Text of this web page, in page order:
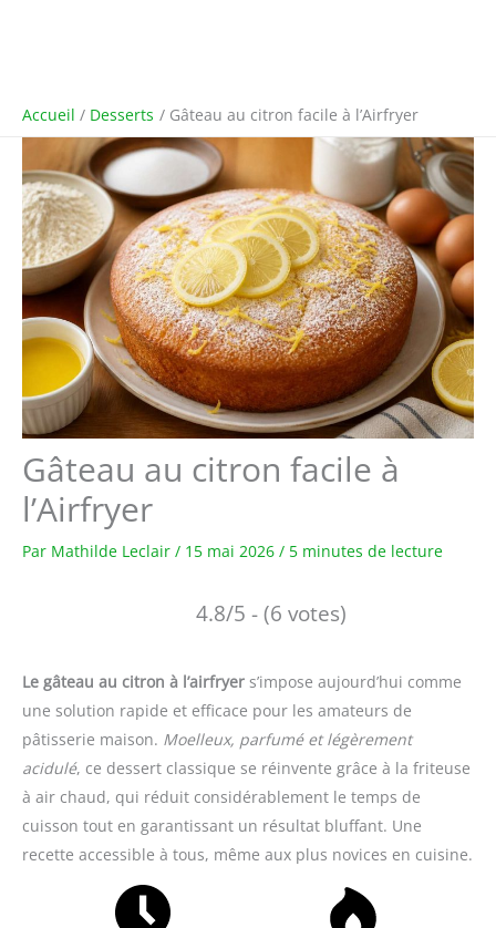
Accueil Desserts Gâteau au citron facile à l’Airfryer
Gâteau au citron facile à
l’Airfryer
Par Mathilde Leclair / 15 mai 2026 / 5 minutes de lecture
4.8/5 - (6 votes)
Le gâteau au citron à l’airfryer s’impose aujourd’hui comme
une solution rapide et efficace pour les amateurs de
pâtisserie maison. Moelleux, parfumé et légèrement
acidulé, ce dessert classique se réinvente grâce à la friteuse
à air chaud, qui réduit considérablement le temps de
cuisson tout en garantissant un résultat bluffant. Une
recette accessible à tous, même aux plus novices en cuisine.